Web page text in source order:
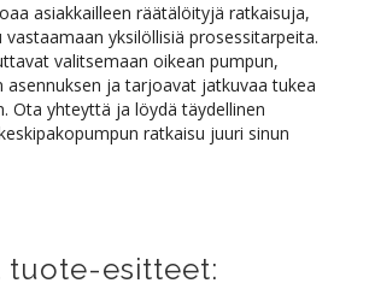
asiakkailleen räätälöityjä ratkaisuja,
yksilöllisiä prosessitarpeita.
valitsemaan oikean pumpun,
asennuksen ja tarjoavat jatkuvaa tukea
Ota yhteyttä ja löydä täydellinen
ratkaisu juuri sinun
tuote-esitteet: